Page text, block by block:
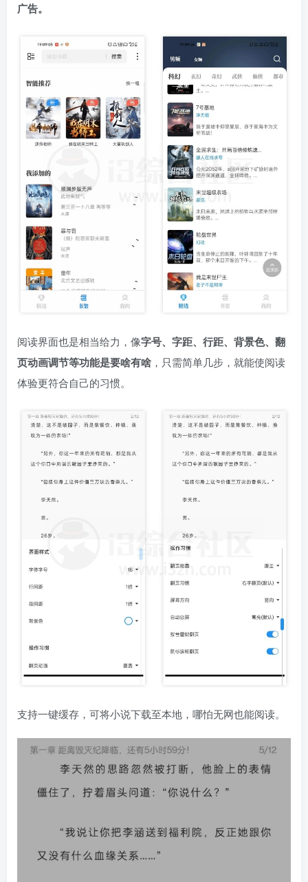
广告。
阅读界面也是相当给力，像字号、字距、行距、背景色、翻
页动画调节等功能是要啥有啥 ，只需简单几步，就能使阅读
体验更符合自己的习惯。
支持一键缓存，可将小说下载至本地，哪怕无网也能阅读。